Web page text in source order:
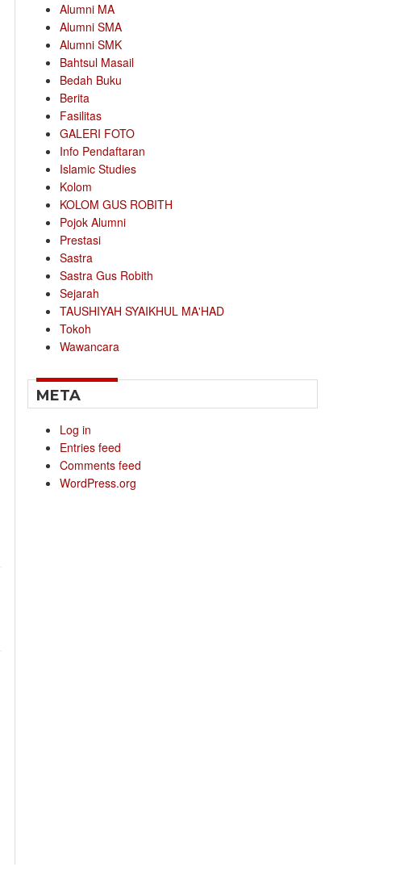
Alumni MA
Alumni SMA
Alumni SMK
Bahtsul Masail
Bedah Buku
Berita
Fasilitas
GALERI FOTO
Info Pendaftaran
Islamic Studies
Kolom
KOLOM GUS ROBITH
Pojok Alumni
Prestasi
Sastra
Sastra Gus Robith
Sejarah
TAUSHIYAH SYAIKHUL MA'HAD
Tokoh
Wawancara
META
Log in
Entries feed
Comments feed
WordPress.org